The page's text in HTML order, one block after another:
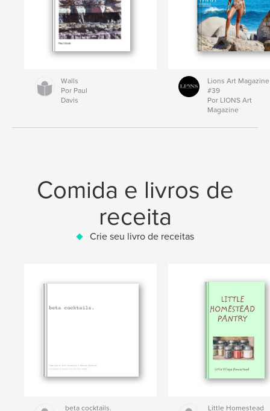
Walls
Por Paul
Davis
Lions Art Magazine
#39
Por LIONS Art
Magazine
Comida e livros de
receita
Crie seu livro de receitas
beta cocktails. Little Homestead